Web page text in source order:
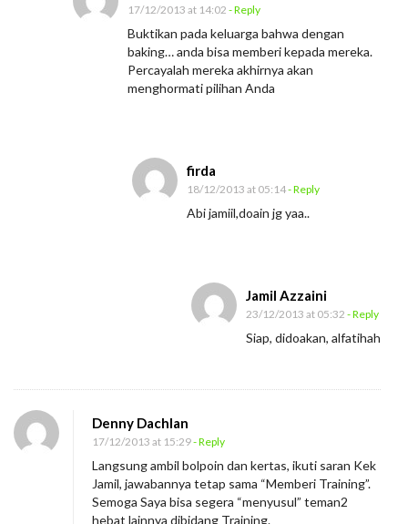
17/12/2013 at 14:02 - Reply
Buktikan pada keluarga bahwa dengan
baking… anda bisa memberi kepada mereka.
Percayalah mereka akhirnya akan
menghormati pilihan Anda
firda
18/12/2013 at 05:14- Reply
Abi jamiil,doain jg yaa..
Jamil Azzaini
23/12/2013 at 05:32 - Reply
Siap, didoakan, alfatihah
Denny Dachlan
17/12/2013 at 15:29- Reply
Langsung ambil bolpoin dan kertas, ikuti saran Kek
Jamil, jawabannya tetap sama “Memberi Training”.
Semoga Saya bisa segera “menyusul” teman2
hebat lainnya dibidang Training.